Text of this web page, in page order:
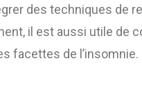
des techniques de
il est aussi utile de
facettes de l’insomnie.